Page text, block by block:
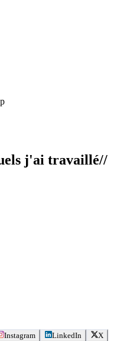
j'ai travaillé//
Instagram LinkedIn X